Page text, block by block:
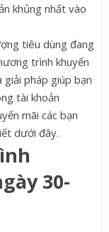
khủng nhất vào
tiêu dùng đang
trình khuyến
pháp giúp bạn
tài khoản
mãi các bạn
dưới đây.
30-